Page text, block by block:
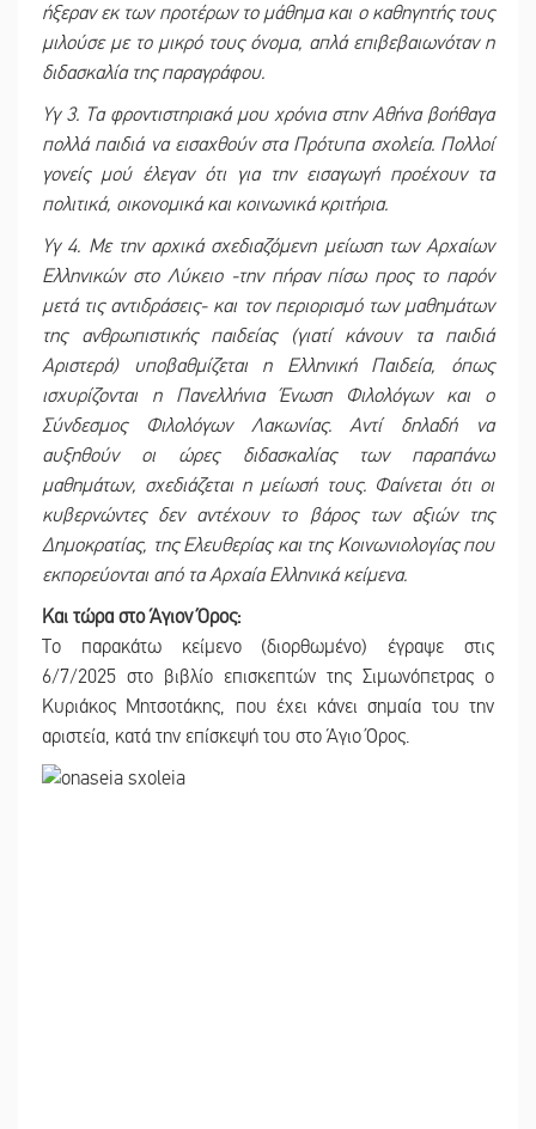
ήξεραν εκ των προτέρων το μάθημα και ο καθηγητής τους
μιλούσε με το μικρό τους όνομα, απλά επιβεβαιωνόταν η
διδασκαλία της παραγράφου.
Υγ 3. Τα φροντιστηριακά μου χρόνια στην Αθήνα βοήθαγα
πολλά παιδιά να εισαχθούν στα Πρότυπα σχολεία. Πολλοί
γονείς μού έλεγαν ότι για την εισαγωγή προέχουν τα
πολιτικά, οικονομικά και κοινωνικά κριτήρια.
Υγ 4. Με την αρχικά σχεδιαζόμενη μείωση των Αρχαίων
Ελληνικών στο Λύκειο -την πήραν πίσω προς το παρόν
μετά τις αντιδράσεις- και τον περιορισμό των μαθημάτων
της ανθρωπιστικής παιδείας (γιατί κάνουν τα παιδιά
Αριστερά) υποβαθμίζεται η Ελληνική Παιδεία, όπως
ισχυρίζονται η Πανελλήνια Ένωση Φιλολόγων και ο
Σύνδεσμος Φιλολόγων Λακωνίας. Αντί δηλαδή να
αυξηθούν οι ώρες διδασκαλίας των παραπάνω
μαθημάτων, σχεδιάζεται η μείωσή τους. Φαίνεται ότι οι
κυβερνώντες δεν αντέχουν το βάρος των αξιών της
Δημοκρατίας, της Ελευθερίας και της Κοινωνιολογίας που
εκπορεύονται από τα Αρχαία Ελληνικά κείμενα.
Και τώρα στο Άγιον Όρος:
Το παρακάτω κείμενο (διορθωμένο) έγραψε στις
6/7/2025 στο βιβλίο επισκεπτών της Σιμωνόπετρας ο
Κυριάκος Μητσοτάκης, που έχει κάνει σημαία του την
αριστεία, κατά την επίσκεψή του στο Άγιο Όρος.